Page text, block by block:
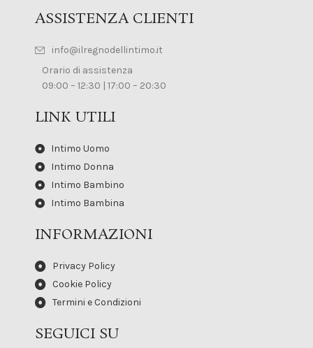
ASSISTENZA CLIENTI
info@ilregnodellintimo.it
Orario di assistenza
09:00 – 12:30 | 17:00 – 20:30
LINK UTILI
Intimo Uomo
Intimo Donna
Intimo Bambino
Intimo Bambina
INFORMAZIONI
Privacy Policy
Cookie Policy
Termini e Condizioni
SEGUICI SU